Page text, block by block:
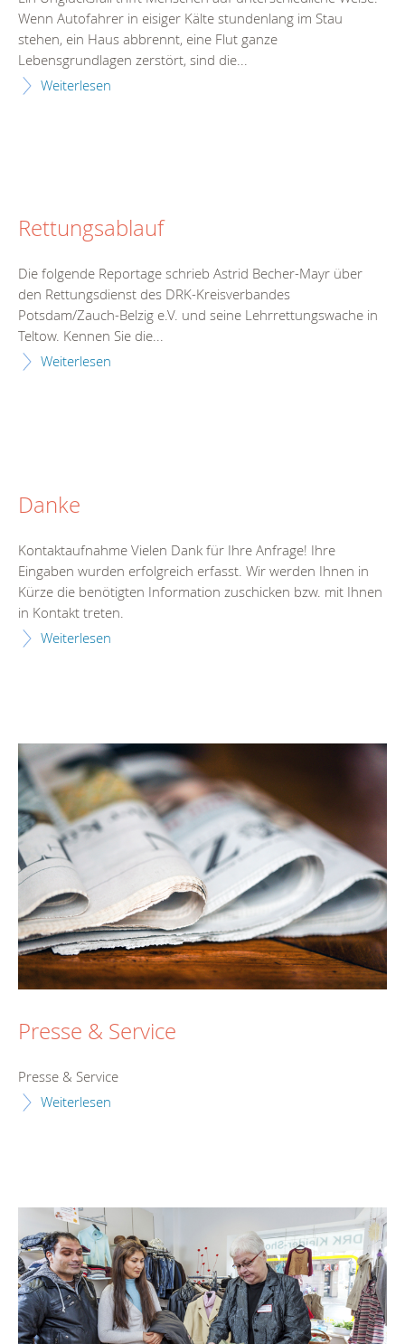
Wenn Autofahrer in eisiger Kälte stundenlang im Stau
stehen, ein Haus abbrennt, eine Flut ganze
Lebensgrundlagen zerstört, sind die...
Weiterlesen
Rettungsablauf
Die folgende Reportage schrieb Astrid Becher-Mayr über
den Rettungsdienst des DRK-Kreisverbandes
Potsdam/Zauch-Belzig e.V. und seine Lehrrettungswache in
Teltow. Kennen Sie die...
Weiterlesen
Danke
Kontaktaufnahme Vielen Dank für Ihre Anfrage! Ihre
Eingaben wurden erfolgreich erfasst. Wir werden Ihnen in
Kürze die benötigten Information zuschicken bzw. mit Ihnen
in Kontakt treten.
Weiterlesen
Presse & Service
Presse & Service
Weiterlesen